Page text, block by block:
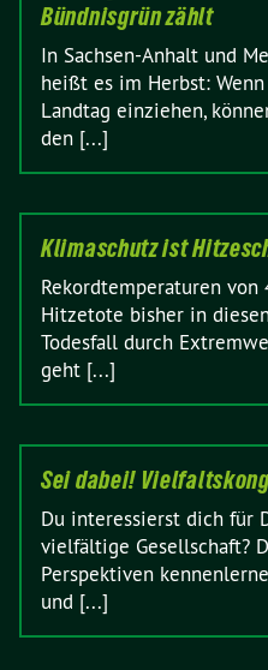
Bündnisgrün zählt
In Sachsen-Anhalt und
heißt es im Herbst:
Landtag einziehen,
den [...]
Klimaschutz ist
Rekordtemperaturen von
Hitzetote bisher in
Todesfall durch
geht [...]
Sei dabei!
Du interessierst dich für
vielfältige Gesellschaft?
Perspektiven
und [...]